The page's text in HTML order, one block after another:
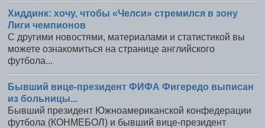
Хиддинк: хочу, чтобы «Челси» стремился в зону
Лиги чемпионов
С другими новостями, материалами и статистикой вы
можете ознакомиться на странице английского
футбола...
Бывший вице-президент ФИФА Фигередо выписан
из больницы...
Бывший президент Южноамериканской конфедерации
футбола (КОНМЕБОЛ) и бывший вице-президент